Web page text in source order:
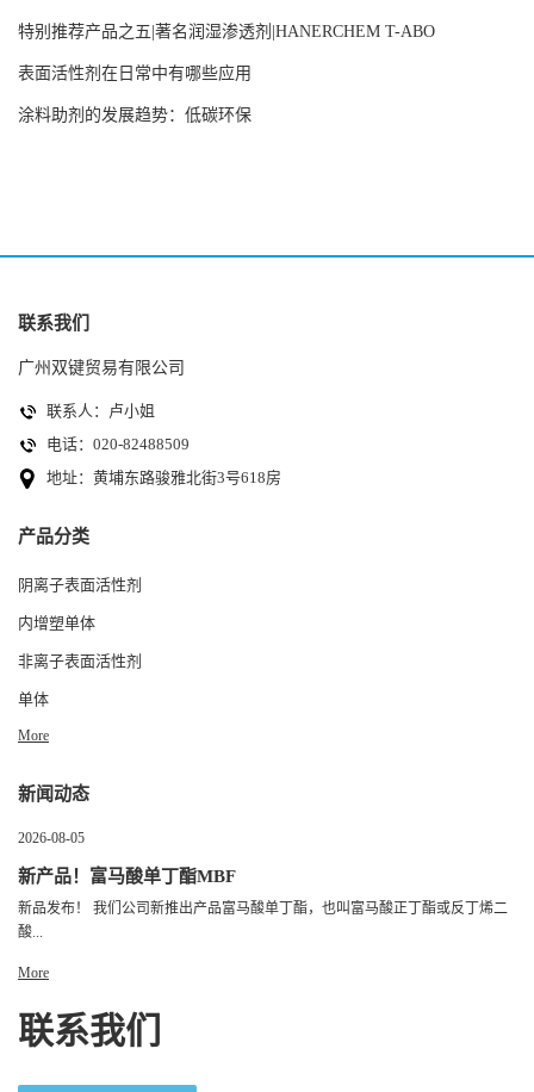
特别推荐产品之五|著名润湿渗透剂|HANERCHEM T-ABO
表面活性剂在日常中有哪些应用
涂料助剂的发展趋势：低碳环保
联系我们
广州双键贸易有限公司
联系人：卢小姐
电话：020-82488509
地址：黄埔东路骏雅北街3号618房
产品分类
阴离子表面活性剂
内增塑单体
非离子表面活性剂
单体
More
新闻动态
2026-08-05
新产品！富马酸单丁酯MBF
新品发布！ 我们公司新推出产品富马酸单丁酯，也叫富马酸正丁酯或反丁烯二
酸...
More
联系我们